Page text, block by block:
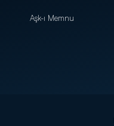
Aşk-ı Memnu